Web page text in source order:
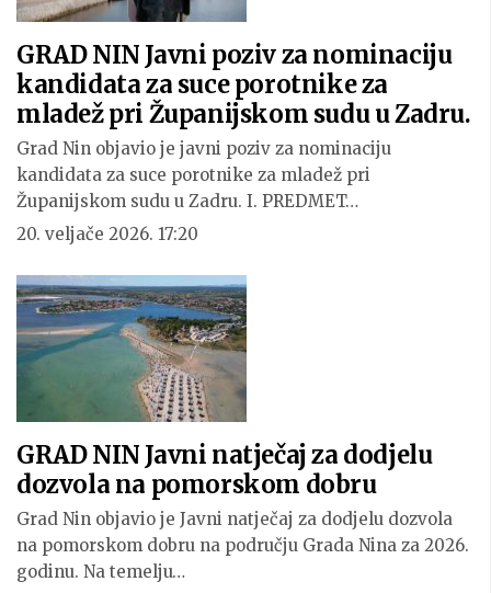
GRAD NIN Javni poziv za nominaciju
kandidata za suce porotnike za
mladež pri Županijskom sudu u Zadru.
Grad Nin objavio je javni poziv za nominaciju
kandidata za suce porotnike za mladež pri
Županijskom sudu u Zadru. I. PREDMET…
20. veljače 2026. 17:20
GRAD NIN Javni natječaj za dodjelu
dozvola na pomorskom dobru
Grad Nin objavio je Javni natječaj za dodjelu dozvola
na pomorskom dobru na području Grada Nina za 2026.
godinu. Na temelju…